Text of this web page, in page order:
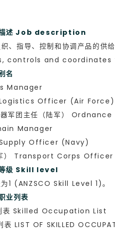
描述 Job description
、指导、控制和协调产品的供给
controls and
名
Manager
Logistics Officer (Air Force)
器军团主任（陆军）
Manager
Supply Officer (Navy)
军） Transport Corps
等级 Skill level
1 (ANZSCO Skill Level 1)。
业列表
表 Skilled Occupation List
表 LIST OF SKILLED